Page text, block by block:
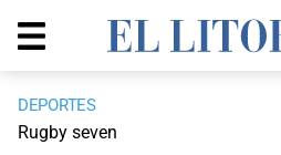
DEPORTES
Rugby seven